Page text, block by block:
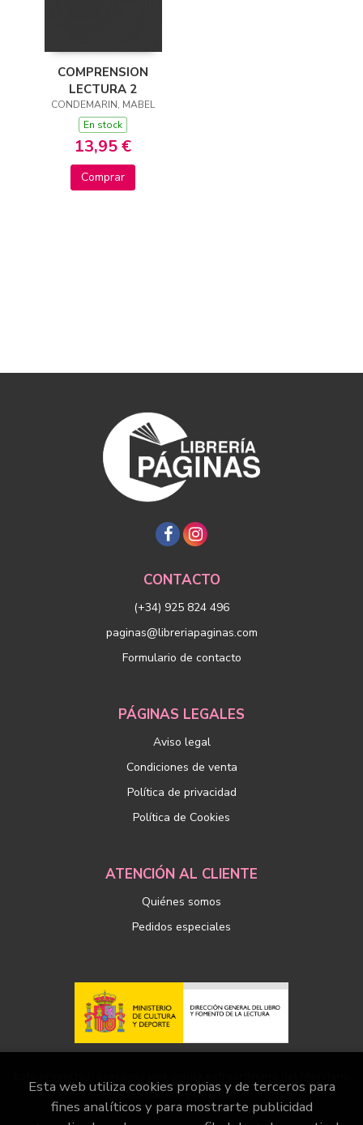
COMPRENSION
LECTURA 2
CONDEMARIN, MABEL
En stock
13,95 €
Comprar
CONTACTO
(+34) 925 824 496
paginas@libreriapaginas.com
Formulario de contacto
PÁGINAS LEGALES
Aviso legal
Condiciones de venta
Política de privacidad
Política de Cookies
ATENCIÓN AL CLIENTE
Quiénes somos
Pedidos especiales
de Cultura y Deporte
Esta web utiliza cookies propias y de terceros para
fines analíticos y para mostrarte publicidad